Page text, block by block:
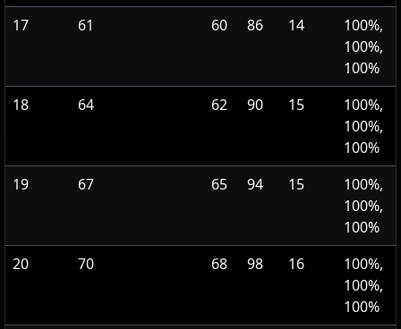
17
61 60 86 14
100%,
100%,
100%
18
64 62 90 15
100%,
100%,
100%
19
67 65 94 15
100%,
100%,
100%
20
70 68 98 16
100%,
100%,
100%